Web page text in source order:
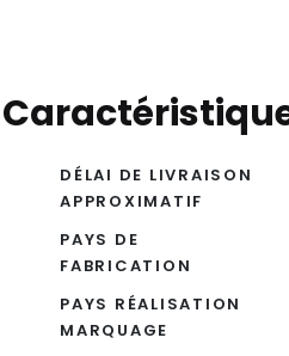
DÉLAI DE LIVRAISON
APPROXIMATIF
PAYS DE
FABRICATION
PAYS RÉALISATION
MARQUAGE